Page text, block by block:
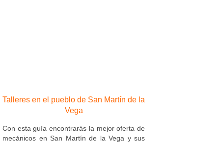
Talleres en el pueblo de San Martín de la
Vega
Con esta guía encontrarás la mejor oferta de
mecánicos en San Martín de la Vega y sus